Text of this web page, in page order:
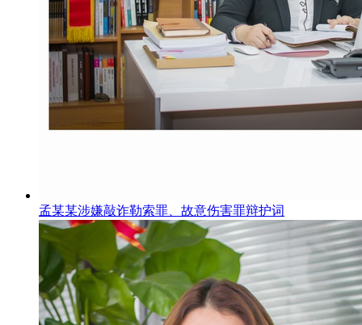
孟某某涉嫌敲诈勒索罪、故意伤害罪辩护词